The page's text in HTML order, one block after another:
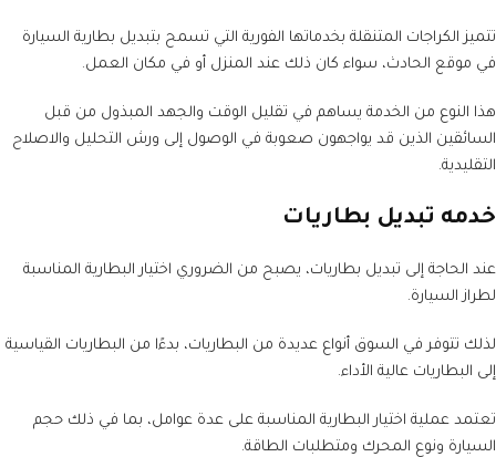
تتميز الكراجات المتنقلة بخدماتها الفورية التي تسمح بتبديل بطارية السيارة
في موقع الحادث، سواء كان ذلك عند المنزل أو في مكان العمل.
هذا النوع من الخدمة يساهم في تقليل الوقت والجهد المبذول من قبل
السائقين الذين قد يواجهون صعوبة في الوصول إلى ورش التحليل والاصلاح
التقليدية.
خدمه تبديل بطاريات
عند الحاجة إلى تبديل بطاريات، يصبح من الضروري اختيار البطارية المناسبة
لطراز السيارة.
لذلك تتوفر في السوق أنواع عديدة من البطاريات، بدءًا من البطاريات القياسية
إلى البطاريات عالية الأداء.
تعتمد عملية اختيار البطارية المناسبة على عدة عوامل، بما في ذلك حجم
السيارة ونوع المحرك ومتطلبات الطاقة.